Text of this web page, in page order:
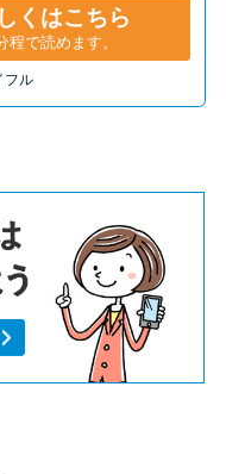
くはこちら
程で読めます。
フル